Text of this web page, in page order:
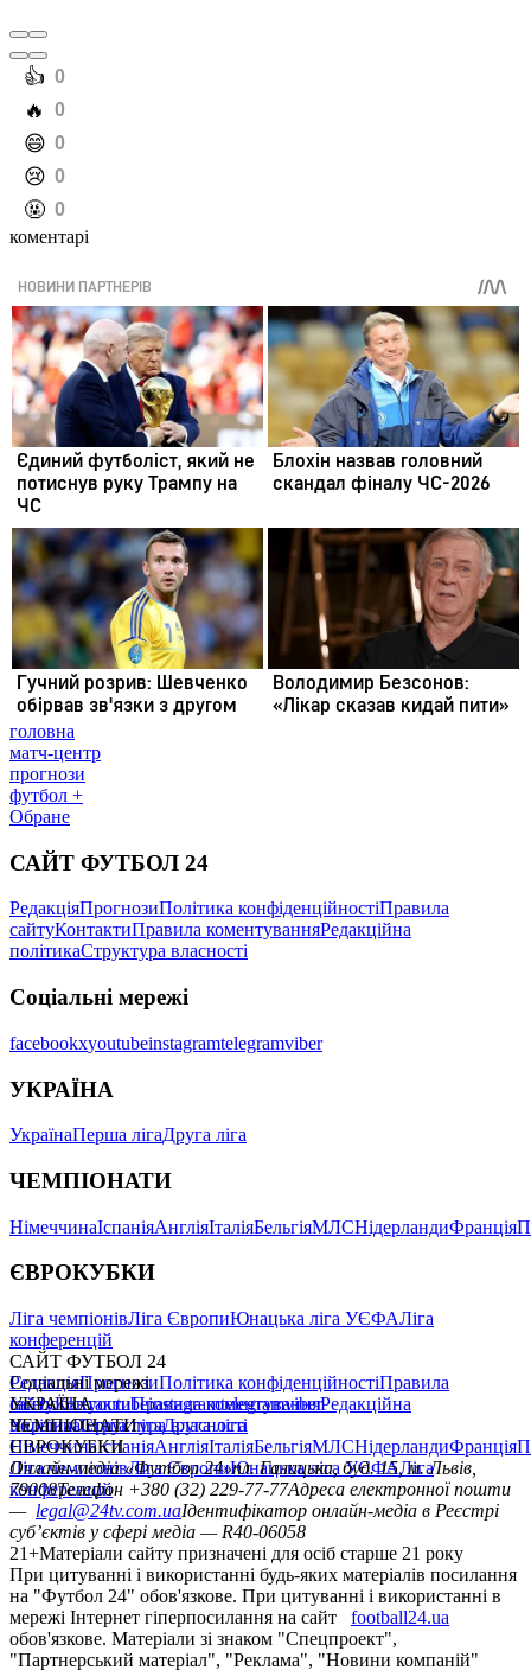
️👍 0
️🔥 0
️😄 0
️😢 0
️🤬 0
коментарі
головна
матч-центр
прогнози
футбол +
Обране
САЙТ ФУТБОЛ 24
РедакціяПрогнозиПолітика конфіденційностіПравила
сайтуКонтактиПравила коментуванняРедакційна
політикаСтруктура власності
Соціальні мережі
facebookxyoutubeinstagramtelegramviber
УКРАЇНА
УкраїнаПерша лігаДруга ліга
ЧЕМПІОНАТИ
НімеччинаІспаніяАнгліяІталіяБельгіяМЛСНідерландиФранція
ЄВРОКУБКИ
Ліга чемпіонівЛіга ЄвропиЮнацька ліга УЄФАЛіга
конференцій
САЙТ ФУТБОЛ 24
РедакціяПрогнозиПолітика конфіденційностіПравила
сайтуКонтактиПравила коментуванняРедакційна
політикаСтруктура власності
Соціальні мережі
facebookxyoutubeinstagramtelegramviber
УКРАЇНА
УкраїнаПерша лігаДруга ліга
ЧЕМПІОНАТИ
НімеччинаІспаніяАнгліяІталіяБельгіяМЛСНідерландиФранція
ЄВРОКУБКИ
Ліга чемпіонівЛіга ЄвропиЮнацька ліга УЄФАЛіга
конференцій
Онлайн-медіа «Футбол 24»пл. Галицька, буд. 15, м. Львів,
79008Телефон +380 (32) 229-77-77Адреса електронної пошти
— legal@24tv.com.uaІдентифікатор онлайн-медіа в Реєстрі
суб’єктів у сфері медіа — R40-06058
21+Матеріали сайту призначені для осіб старше 21 року
При цитуванні і використанні будь-яких матеріалів посилання
на "Футбол 24" обов'язкове. При цитуванні і використанні в
мережі Інтернет гіперпосилання на сайт
football24.ua
обов'язкове. Матеріали зі знаком "Спецпроект",
"Партнерський матеріал", "Реклама", "Новини компаній"